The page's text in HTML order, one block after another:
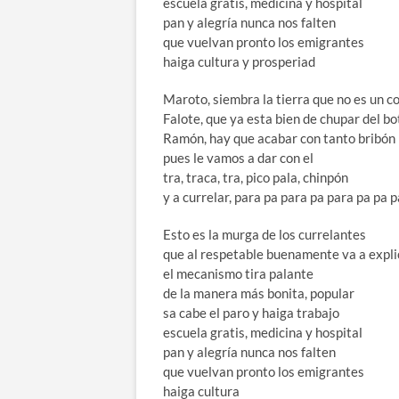
pan y alegría nunca nos falten
que vuelvan pronto los emigrantes
haiga cultura y prosperiad
Maroto, siembra la tierra que no es un
Falote, que ya esta bien de chupar del
Ramón, hay que acabar con tanto bribón
pues le vamos a dar con el
tra, traca, tra, pico pala, chinpón
y a currelar, para pa para pa para pa pa
Esto es la murga de los currelantes
que al respetable buenamente va a
el mecanismo tira palante
de la manera más bonita, popular
sa cabe el paro y haiga trabajo
escuela gratis, medicina y hospital
pan y alegría nunca nos falten
que vuelvan pronto los emigrantes
haiga cultura